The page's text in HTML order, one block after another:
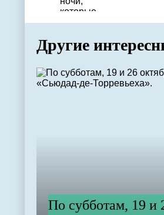
Другие
По субботам, 19 и